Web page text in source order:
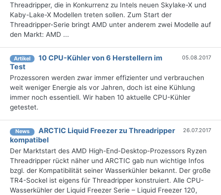
Threadripper, die in Konkurrenz zu Intels neuen Skylake-X und
Kaby-Lake-X Modellen treten sollen. Zum Start der
Threadripper-Serie bringt AMD unter anderem zwei Modelle auf
den Markt: AMD ...
Artikel
10 CPU-Kühler von 6 Herstellern im
Test
05.08.2017
Prozessoren werden zwar immer effizienter und verbrauchen
weit weniger Energie als vor Jahren, doch ist eine Kühlung
immer noch essentiell. Wir haben 10 aktuelle CPU-Kühler
getestet.
News
ARCTIC Liquid Freezer zu Threadripper
kompatibel
26.07.2017
Der Marktstart des AMD High-End-Desktop-Prozessors Ryzen
Threadripper rückt näher und ARCTIC gab nun wichtige Infos
bzgl. der Kompatibilität seiner Wasserkühler bekannt. Der große
TR4-Sockel ist eigens für Threadripper konstruiert. Alle CPU-
Wasserkühler der Liquid Freezer Serie – Liquid Freezer 120,